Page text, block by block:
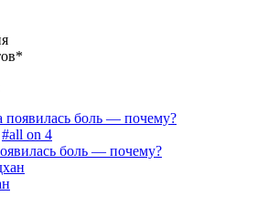
#all on 4
боль — почему?